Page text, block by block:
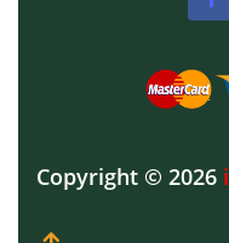
Copyright © 2026